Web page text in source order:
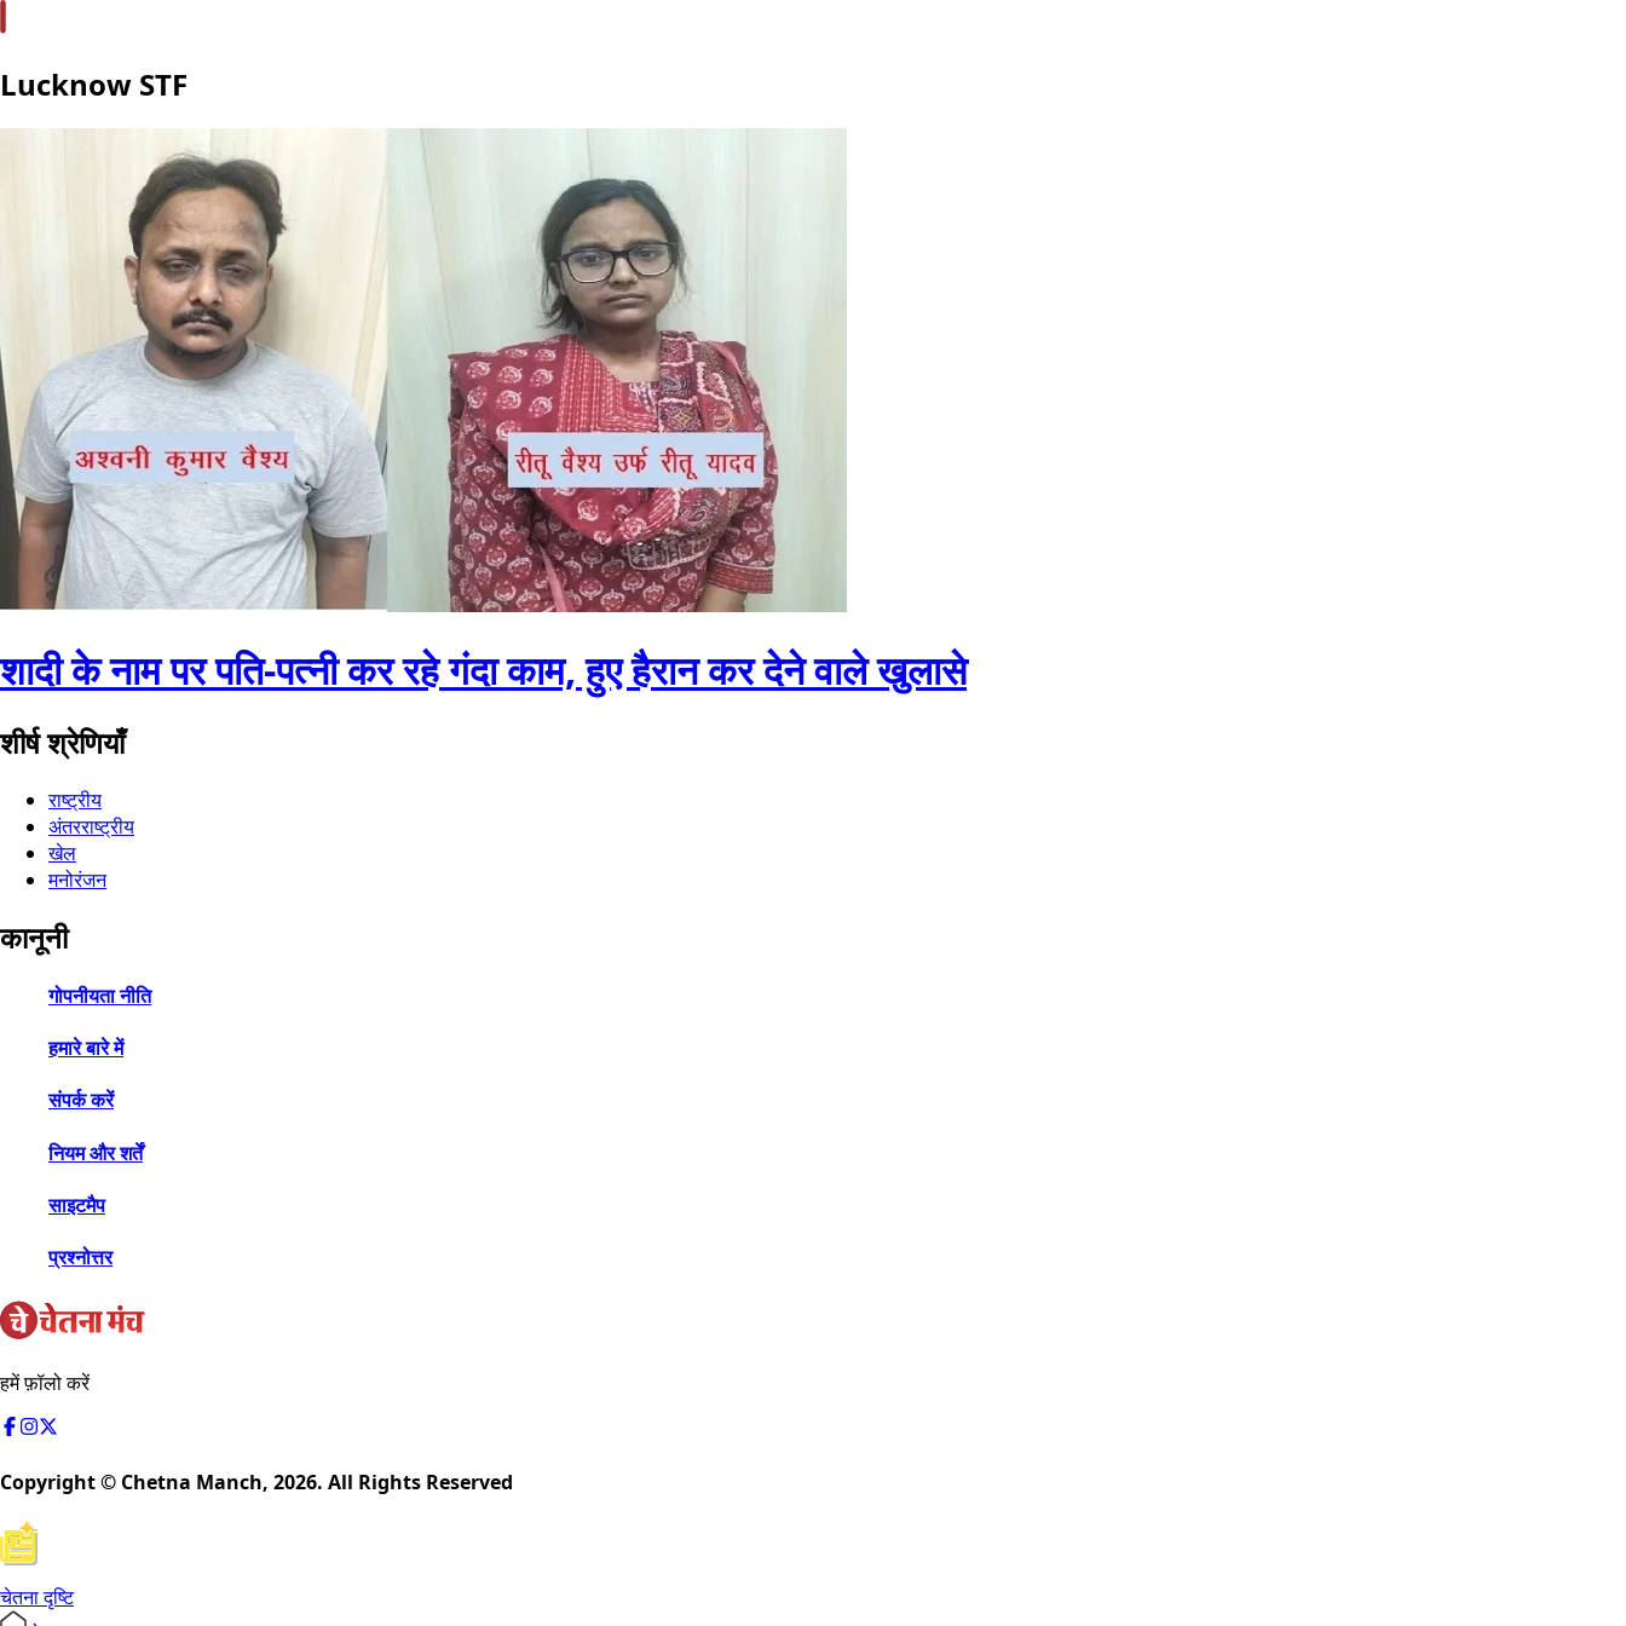
Lucknow STF
शादी के नाम पर पति-पत्नी कर रहे गंदा काम, हुए हैरान कर देने वाले खुलासे
शीर्ष श्रेणियाँ
राष्ट्रीय
अंतरराष्ट्रीय
खेल
मनोरंजन
कानूनी
गोपनीयता नीति
हमारे बारे में
संपर्क करें
नियम और शर्तें
साइटमैप
प्रश्नोत्तर
हमें फ़ॉलो करें
Copyright © Chetna Manch, 2026. All Rights Reserved
चेतना दृष्टि